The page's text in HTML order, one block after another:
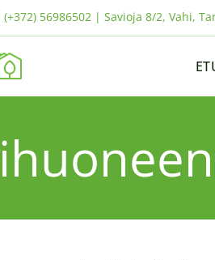
56986502 | Savioja 8/2, Vahi,